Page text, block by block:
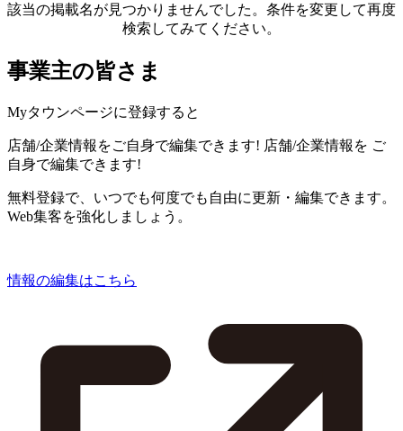
該当の掲載名が見つかりませんでした。条件を変更して再度
検索してみてください。
事業主の皆さま
Myタウンページに登録すると
店舗/企業情報をご自身で編集できます! 店舗/企業情報を ご
自身で編集できます!
無料登録で、いつでも何度でも自由に更新・編集できます。
Web集客を強化しましょう。
情報の編集はこちら